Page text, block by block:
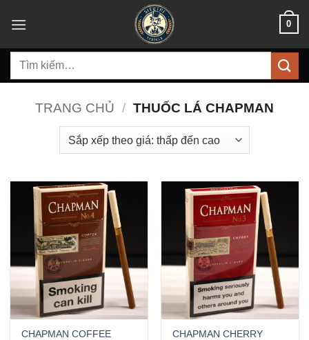
qua
dung
0
Tìm
TRANG CHỦ / THUỐC LÁ CHAPMAN
CHAPMAN COFFEE
CHAPMAN CHERRY